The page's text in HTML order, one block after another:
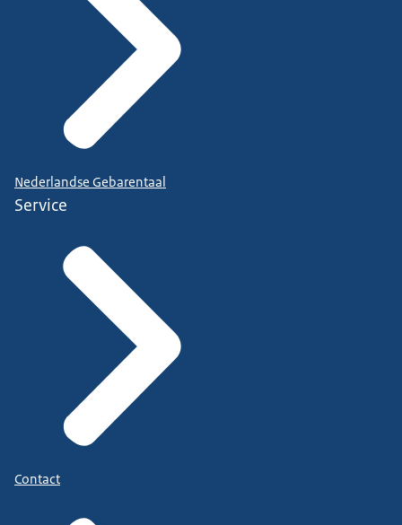
Nederlandse Gebarentaal
Service
Contact